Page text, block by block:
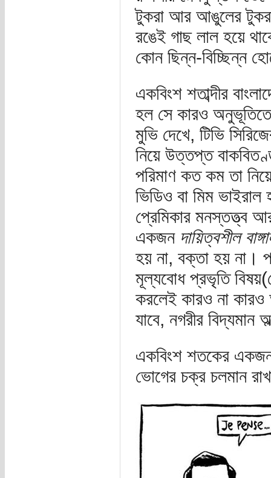
টুকরা আর আঙুলের
রঙেই গাছ লাল হয়ে
কোন ছিন্ন-বিচ্ছিন্ন
একবিংশ শতাব্দীর
হল সে কারও
মুভি দেখে, টিভি
নিয়ে উত্তপ্ত
পরিমাণ কত কম তা
ভিডিও বা মিম
প্রেমিকার মনস্তত্ত্ব
একজন দায়িত্বশীল
হয় না, বক্তা হয় না।
মূল্যবোধ প্রভৃতি
করলেই কারও না
যাবে, নগরীর বিদ্যমান
একবিংশ শতকের
ভোগের চক্র চলমান